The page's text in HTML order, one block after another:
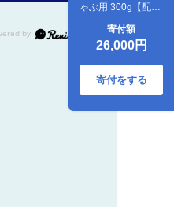
ゃぶ用 300g【配送
寄付額
26,000円
寄付をする